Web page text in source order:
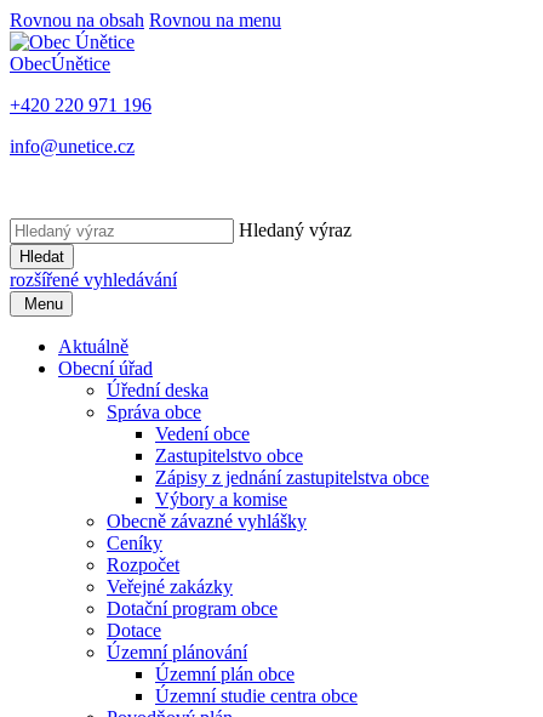
Rovnou na obsah Rovnou na menu
ObecÚnětice
+420 220 971 196
info@unetice.cz
Hledaný výraz
Hledat
rozšířené vyhledávání
Menu
Aktuálně
Obecní úřad
Úřední deska
Správa obce
Vedení obce
Zastupitelstvo obce
Zápisy z jednání zastupitelstva obce
Výbory a komise
Obecně závazné vyhlášky
Ceníky
Rozpočet
Veřejné zakázky
Dotační program obce
Dotace
Územní plánování
Územní plán obce
Územní studie centra obce